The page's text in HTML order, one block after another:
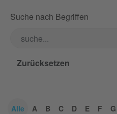
Suche nach Begriffen
Alle A B C D E F G